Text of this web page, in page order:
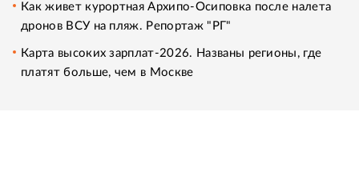
Как живет курортная Архипо-Осиповка после налета
дронов ВСУ на пляж. Репортаж "РГ"
Карта высоких зарплат-2026. Названы регионы, где
платят больше, чем в Москве